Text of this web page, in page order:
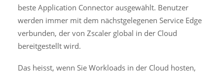
beste Application Connector ausgewählt. Benutzer
werden immer mit dem nächstgelegenen Service Edge
verbunden, der von Zscaler global in der Cloud
bereitgestellt wird.
Das heisst, wenn Sie Workloads in der Cloud hosten,